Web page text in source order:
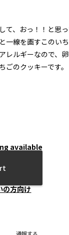
て、おっ！！と思
一線を画すこのい
レルギーなので、
のクッキーです。
available
の方向け
通報する